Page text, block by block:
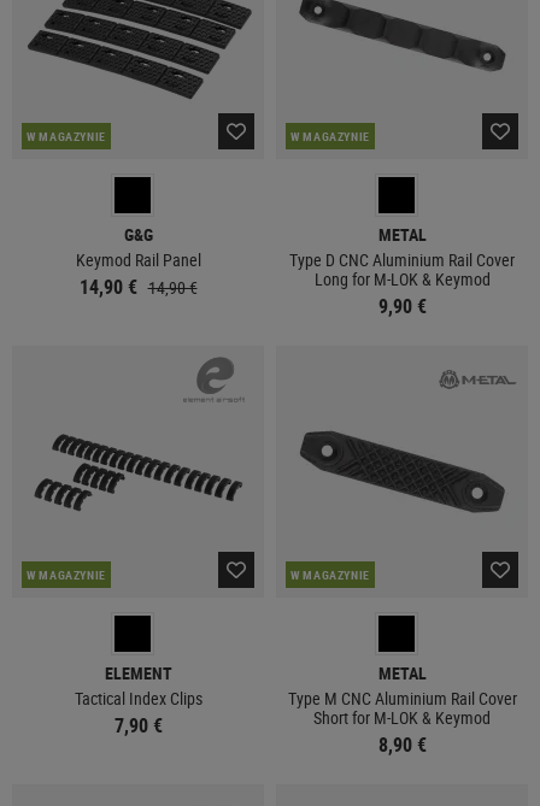
W MAGAZYNIE
G&G
Keymod Rail Panel
14,90 € 14,90 €
W MAGAZYNIE
METAL
Type D CNC Aluminium Rail Cover
Long for M-LOK & Keymod
9,90 €
W MAGAZYNIE
ELEMENT
Tactical Index Clips
7,90 €
W MAGAZYNIE
METAL
Type M CNC Aluminium Rail Cover
Short for M-LOK & Keymod
8,90 €